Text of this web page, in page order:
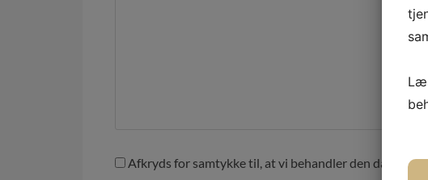
Afkryds for samtykke til, at vi behandler den data du